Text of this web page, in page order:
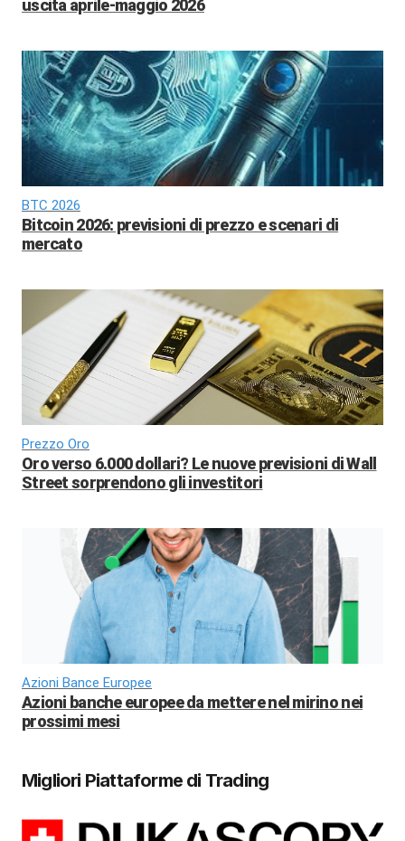
uscita aprile-maggio 2026
BTC 2026
Bitcoin 2026: previsioni di prezzo e scenari di
mercato
Prezzo Oro
Oro verso 6.000 dollari? Le nuove previsioni di Wall
Street sorprendono gli investitori
Azioni Bance Europee
Azioni banche europee da mettere nel mirino nei
prossimi mesi
Migliori Piattaforme di Trading